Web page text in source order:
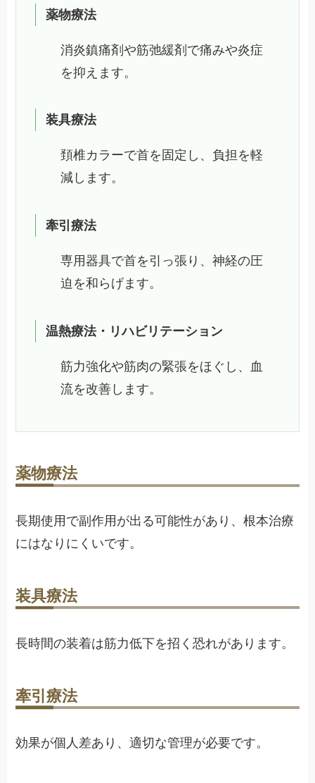
薬物療法
消炎鎮痛剤や筋弛緩剤で痛みや炎症
を抑えます。
装具療法
頚椎カラーで首を固定し、負担を軽
減します。
牽引療法
専用器具で首を引っ張り、神経の圧
迫を和らげます。
温熱療法・リハビリテーション
筋力強化や筋肉の緊張をほぐし、血
流を改善します。
薬物療法
長期使用で副作用が出る可能性があり、根本治療
にはなりにくいです。
装具療法
長時間の装着は筋力低下を招く恐れがあります。
牽引療法
効果が個人差あり、適切な管理が必要です。